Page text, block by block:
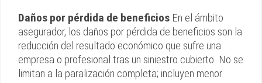
Daños por pérdida de beneficios En el ámbito
asegurador, los daños por pérdida de beneficios son la
reducción del resultado económico que sufre una
empresa o profesional tras un siniestro cubierto. No se
limitan a la paralización completa; incluyen menor